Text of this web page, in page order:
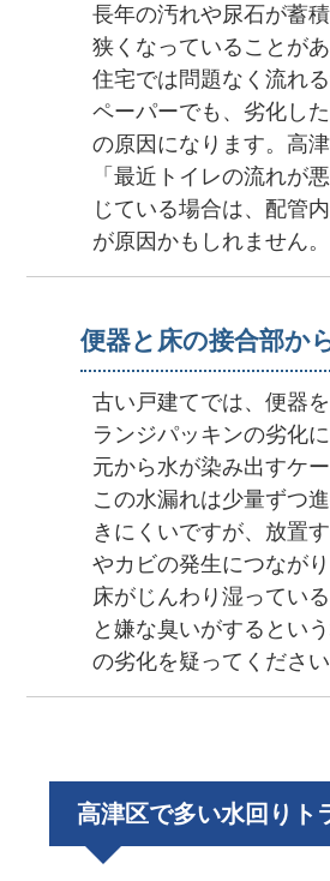
長年の汚れや尿石が蓄
狭くなっていることが
住宅では問題なく流れ
ペーパーでも、劣化し
の原因になります。高
「最近トイレの流れが
じている場合は、配管
が原因かもしれません。
便器と床の接合部か
古い戸建てでは、便器
ランジパッキンの劣化
元から水が染み出すケ
この水漏れは少量ずつ
きにくいですが、放置
やカビの発生につなが
床がじんわり湿ってい
と嫌な臭いがするとい
の劣化を疑ってください
高津区で多い水回りト